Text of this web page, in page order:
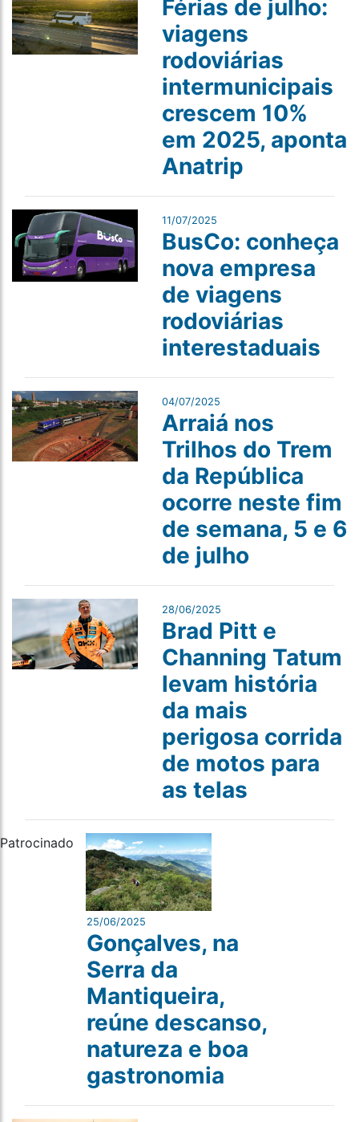
Férias de julho:
viagens
rodoviárias
intermunicipais
crescem 10%
em 2025, aponta
Anatrip
11/07/2025
BusCo: conheça
nova empresa
de viagens
rodoviárias
interestaduais
04/07/2025
Arraiá nos
Trilhos do Trem
da República
ocorre neste fim
de semana, 5 e 6
de julho
28/06/2025
Brad Pitt e
Channing Tatum
levam história
da mais
perigosa corrida
de motos para
as telas
Patrocinado
25/06/2025
Gonçalves, na
Serra da
Mantiqueira,
reúne descanso,
natureza e boa
gastronomia